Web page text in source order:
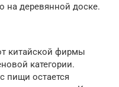
на деревянной доске.
китайской фирмы
категории.
пищи остается